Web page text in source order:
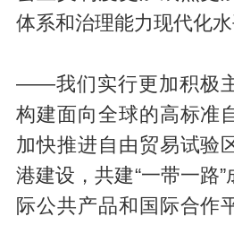
体系和治理能力现代化水
——我们实行更加积极
构建面向全球的高标准
加快推进自由贸易试验
港建设，共建“一带一路
际公共产品和国际合作